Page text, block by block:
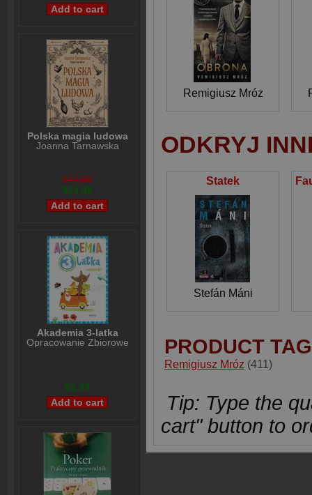
Polska magia ludowa
Joanna Tarnawska
$31,89
$24,98
Akademia 3-latka
Opracowanie Zbiorowe
$2,99
Remigiusz Mróz
ODKRYJ
Statek
Stefán Máni
PRODUCT
Remigiusz Mróz (411)
Tip: Type the
cart" button to